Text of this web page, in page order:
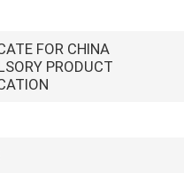
FOR CHINA
PRODUCT